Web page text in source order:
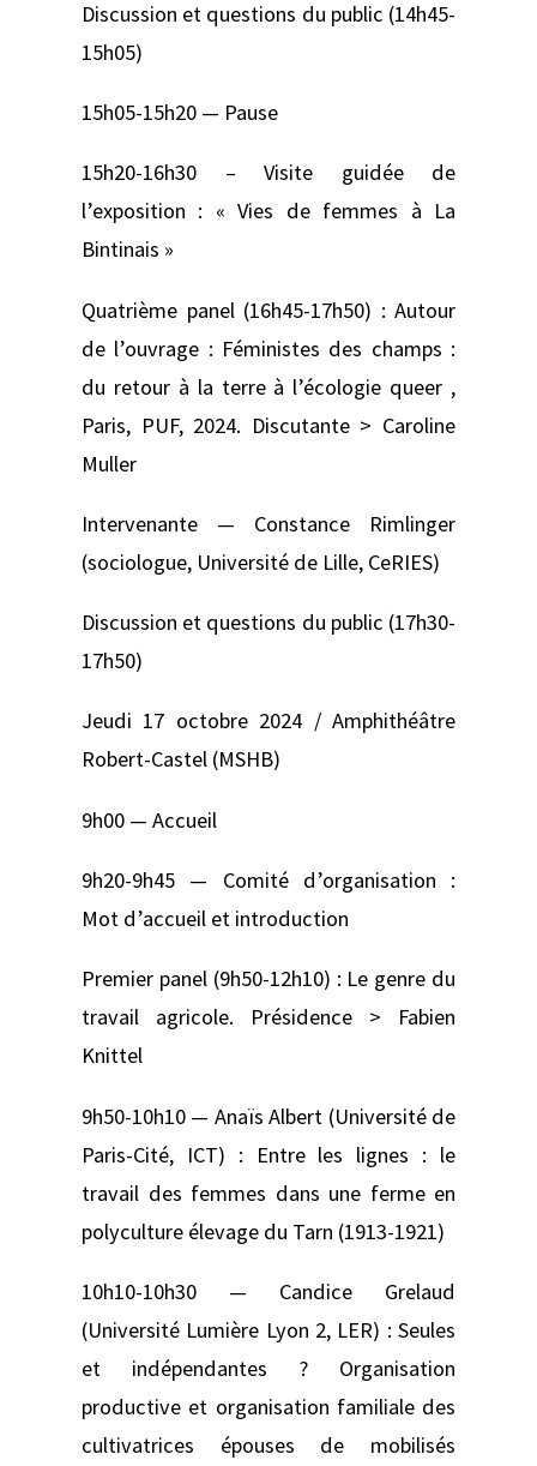
Discussion et questions du public (14h45-
15h05)
15h05-15h20 — Pause
15h20-16h30 – Visite guidée de
l’exposition : « Vies de femmes à La
Bintinais »
Quatrième panel (16h45-17h50) : Autour
de l’ouvrage : Féministes des champs :
du retour à la terre à l’écologie queer ,
Paris, PUF, 2024. Discutante > Caroline
Muller
Intervenante — Constance Rimlinger
(sociologue, Université de Lille, CeRIES)
Discussion et questions du public (17h30-
17h50)
Jeudi 17 octobre 2024 / Amphithéâtre
Robert-Castel (MSHB)
9h00 — Accueil
9h20-9h45 — Comité d’organisation :
Mot d’accueil et introduction
Premier panel (9h50-12h10) : Le genre du
travail agricole. Présidence > Fabien
Knittel
9h50-10h10 — Anaïs Albert (Université de
Paris-Cité, ICT) : Entre les lignes : le
travail des femmes dans une ferme en
polyculture élevage du Tarn (1913-1921)
10h10-10h30 — Candice Grelaud
(Université Lumière Lyon 2, LER) : Seules
et indépendantes ? Organisation
productive et organisation familiale des
cultivatrices épouses de mobilisés